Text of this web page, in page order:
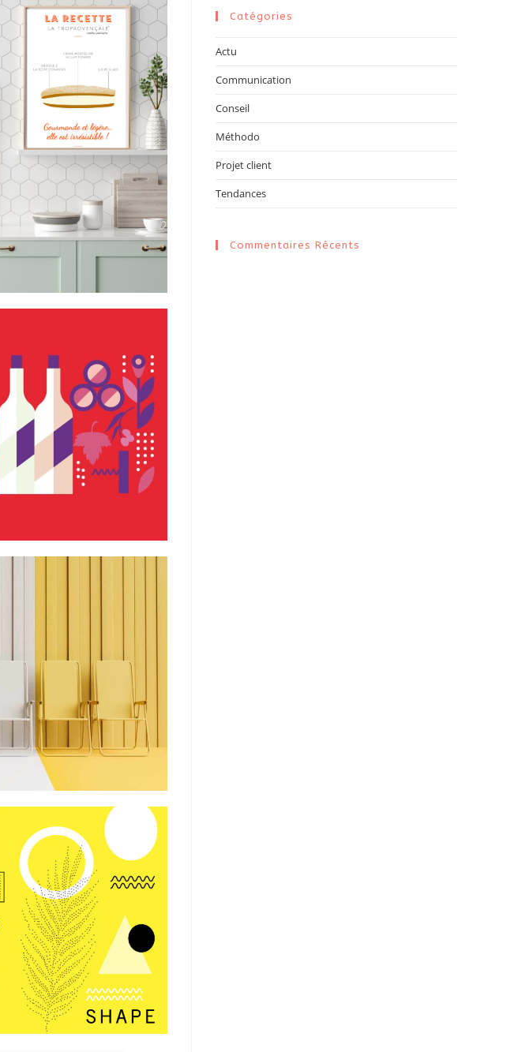
Catégories
Actu
Communication
Conseil
Méthodo
Projet client
Tendances
Commentaires Récents